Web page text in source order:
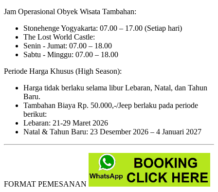
Jam Operasional Obyek Wisata Tambahan:
Stonehenge Yogyakarta: 07.00 – 17.00 (Setiap hari)
The Lost World Castle:
Senin - Jumat: 07.00 – 18.00
Sabtu - Minggu: 07.00 – 18.00
Periode Harga Khusus (High Season):
Harga tidak berlaku selama libur Lebaran, Natal, dan Tahun
Baru.
Tambahan Biaya Rp. 50.000,-/Jeep berlaku pada periode
berikut:
Lebaran: 21-29 Maret 2026
Natal & Tahun Baru: 23 Desember 2026 – 4 Januari 2027
FORMAT PEMESANAN